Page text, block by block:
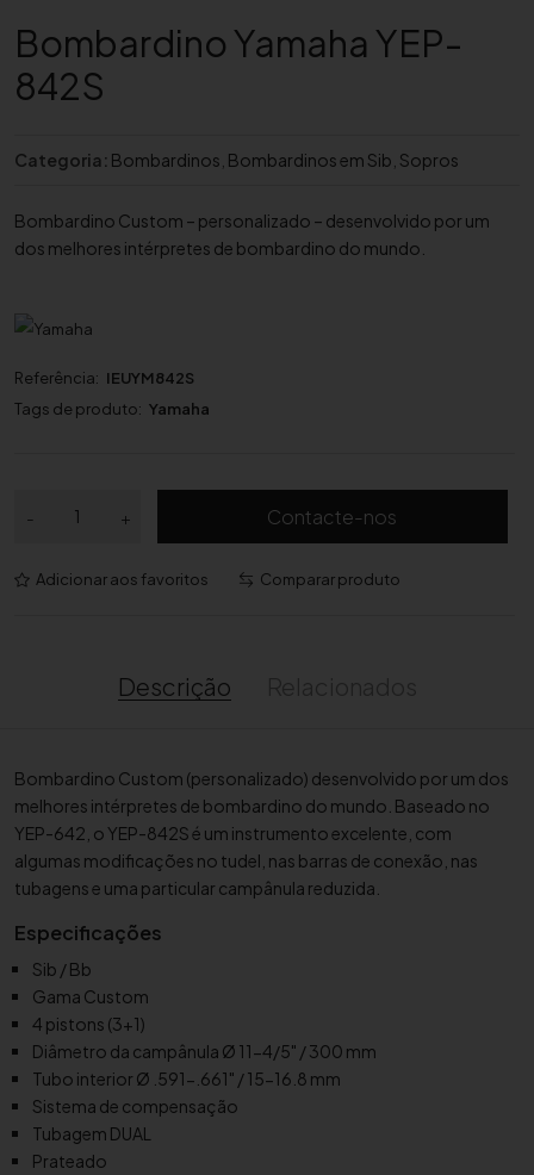
Bombardino Yamaha YEP-
842S
Categoria: Bombardinos Bombardinos em Sib Sopros
Bombardino Custom – personalizado – desenvolvido por um
dos melhores intérpretes de bombardino do mundo.
Referência: IEUYM842S
Tags de produto: Yamaha
-
n
d
e
B
o
m
b
a
r
d
i
n
o
Y
a
+ Contacte-nos
Adicionar aos favoritos Comparar produto
Descrição
Bombardino Custom (personalizado) desenvolvido por um dos
melhores intérpretes de bombardino do mundo. Baseado no
YEP-642, o YEP-842S é um instrumento excelente, com
algumas modificações no tudel, nas barras de conexão, nas
tubagens e uma particular campânula reduzida.
Especificações
Sib / Bb
Gama Custom
4 pistons (3+1)
Diâmetro da campânula Ø 11-4/5" / 300 mm
Tubo interior Ø .591-.661" / 15-16.8 mm
Sistema de compensação
Tubagem DUAL
Prateado